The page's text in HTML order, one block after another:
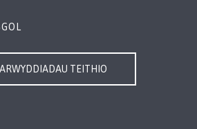
TEITHIO